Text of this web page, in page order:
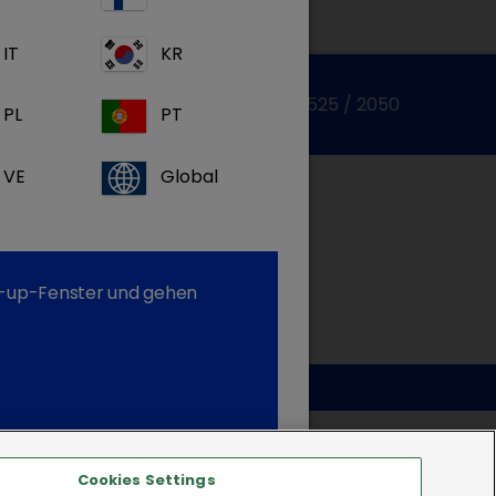
Zum Kontaktformular Tel.:+49 7525 / 2050
IT KR
PL PT
VE Global
up-Fenster und gehen
Cookies Settings